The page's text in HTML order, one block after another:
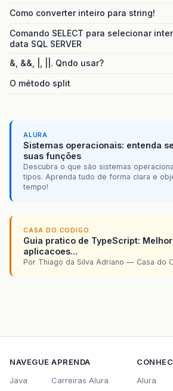
Como converter inteiro para string!
Comando SELECT para selecionar
data SQL SERVER
&, &&, |, ||. Qndo usar?
O método split
ALURA
Sistemas operacionais: entenda
suas funções
Descubra o que são sistemas
tipos. Aprenda tudo de forma clara e
tempo!
CASA DO CODIGO
Guia pratico de TypeScript:
aplicacoes...
Por Thiago da Silva Adriano — Casa do
NAVEGUE
Java
APRENDA
Carreiras Alura
Alura